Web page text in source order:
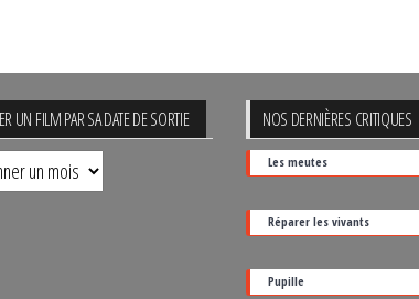
UN FILM PAR SA DATE DE SORTIE NOS DERNIÈRES CRITIQUES
Les meutes
Réparer les vivants
Pupille